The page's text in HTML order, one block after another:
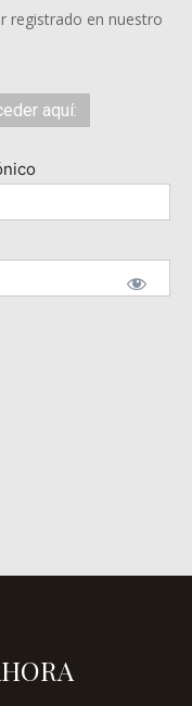
registrado en nuestro
aquí: